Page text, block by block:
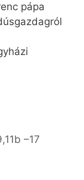
pápa
–17